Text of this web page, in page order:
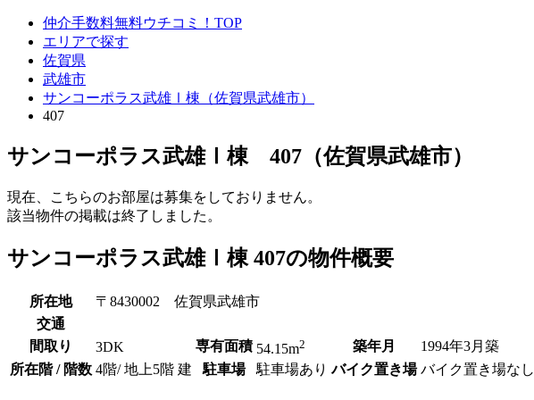
仲介手数料無料ウチコミ！TOP
エリアで探す
佐賀県
武雄市
サンコーポラス武雄Ⅰ棟（佐賀県武雄市）
407
サンコーポラス武雄Ⅰ棟 407（佐賀県武雄市）
現在、こちらのお部屋は募集をしておりません。
該当物件の掲載は終了しました。
サンコーポラス武雄Ⅰ棟 407の物件概要
所在地
〒8430002 佐賀県武雄市
交通
間取り
3DK 専有面積 54.15m2 築年月 1994年3月築
所在階 / 階数 4階/ 地上5階 建 駐車場 駐車場あり バイク置き場 バイク置き場なし